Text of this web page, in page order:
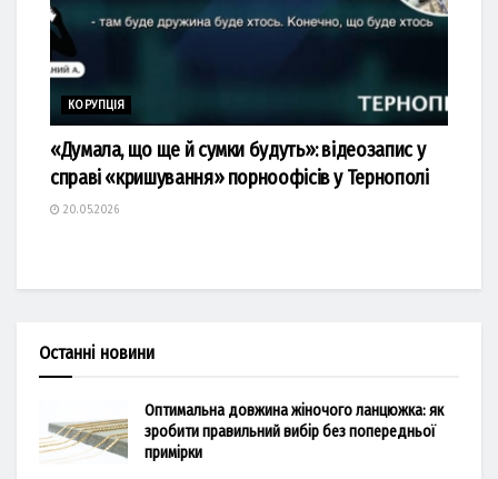
КОРУПЦІЯ
«Думала, що ще й сумки будуть»: відеозапис у
справі «кришування» порноофісів у Тернополі
20.05.2026
Останні новини
Оптимальна довжина жіночого ланцюжка: як
зробити правильний вибір без попередньої
примірки